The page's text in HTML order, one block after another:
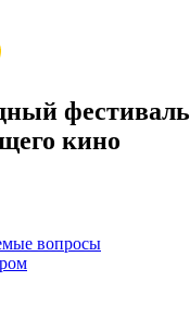
фестиваль
кино
вопросы